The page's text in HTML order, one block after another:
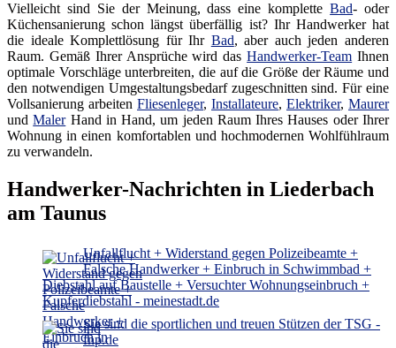
Vielleicht sind Sie der Meinung, dass eine kompletteBad- oder
Küchensanierung schon längst überfällig ist? Ihr Handwerker hat
die ideale Komplettlösung für Ihr Bad, aber auch jeden anderen
Raum. Gemäß Ihrer Ansprüche wird dasHandwerker-Team Ihnen
optimale Vorschläge unterbreiten, die auf die Größe der Räume und
den notwendigen Umgestaltungsbedarf zugeschnitten sind. Für eine
Vollsanierung arbeiten Fliesenleger, Installateure, Elektriker, Maurer
undMalerHand in Hand, um jeden Raum Ihres Hauses oder Ihrer
Wohnung in einen komfortablen und hochmodernen Wohlfühlraum
zu verwandeln.
Handwerker-Nachrichten in Liederbach
am Taunus
Unfallflucht + Widerstand gegen Polizeibeamte +
Falsche Handwerker + Einbruch in Schwimmbad +
Diebstahl auf Baustelle + Versuchter Wohnungseinbruch +
Kupferdiebstahl - meinestadt.de
Sie sind die sportlichen und treuen Stützen der TSG -
fnp.de